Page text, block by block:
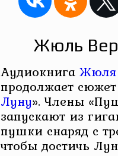
Жюль
Аудиокнига Жюля
продолжает
Луну». Члены
запускают из
пушки снаряд с
чтобы достичь